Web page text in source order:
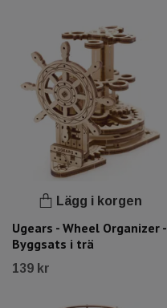
Lägg i korgen
Ugears - Wheel Organizer -
Byggsats i trä
139 kr